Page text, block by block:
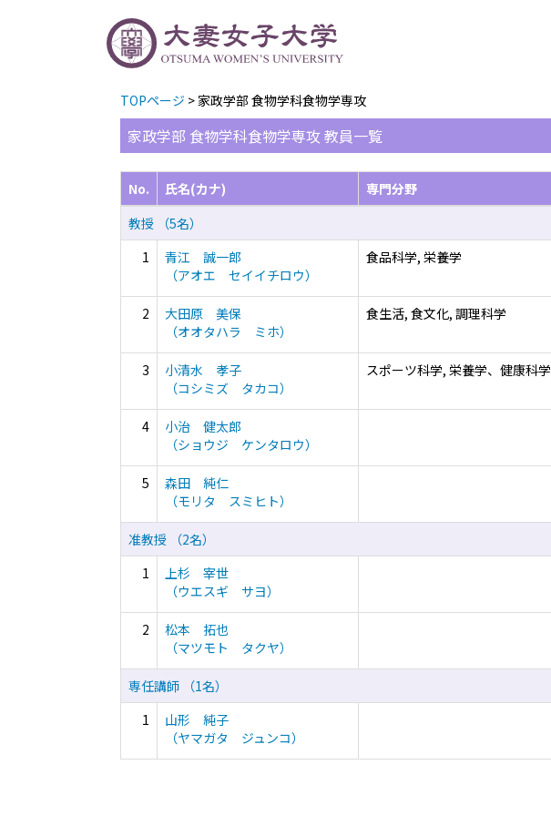
TOPページ > 家政学部 食物学科食物学専攻
家政学部 食物学科食物学専攻 教員一覧
No. 氏名(カナ)
専門分野
教授 （5名）
1
青江 誠一郎
（アオエ セイイチロウ）
食品科学, 栄養学
2
大田原 美保
（オオタハラ ミホ）
食生活, 食文化, 調理科学
3
小清水 孝子
（コシミズ タカコ）
スポーツ科学, 栄養学、健康科学
4
小治 健太郎
（ショウジ ケンタロウ）
5
森田 純仁
（モリタ スミヒト）
准教授 （2名）
1
上杉 宰世
（ウエスギ サヨ）
2
松本 拓也
（マツモト タクヤ）
専任講師 （1名）
1
山形 純子
（ヤマガタ ジュンコ）